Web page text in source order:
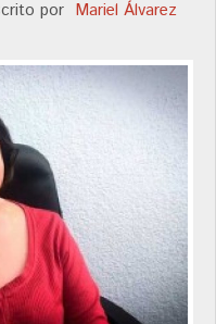
por Mariel Álvarez